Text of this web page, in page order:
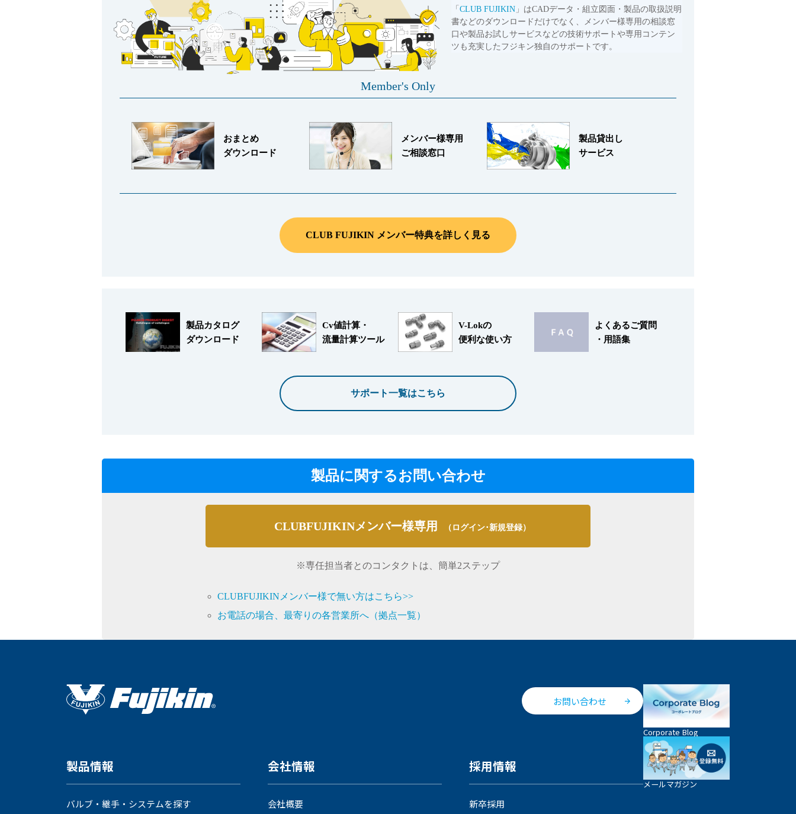
採用情報 「 CLUB FUJIKIN 」はCADデータ・組立図面・製品の取扱説明
書などのダウンロードだけでなく、メンバー様専用の相談窓
口や製品お試しサービスなどの技術サポートや専用コンテン
ツも充実したフジキン独自のサポートです。
Member's Only
おまとめ
ダウンロード
メンバー様専用
ご相談窓口
製品貸出し
サービス
CLUB FUJIKIN メンバー特典を詳しく見る
製品カタログ
ダウンロード
Cv値計算・
流量計算ツール
V-Lokの
便利な使い方
よくあるご質問
・用語集
サポート一覧はこちら
製品に関するお問い合わせ
CLUBFUJIKINメンバー様専用 （ログイン･新規登録）
※専任担当者とのコンタクトは、簡単2ステップ
CLUBFUJIKINメンバー様で無い方はこちら>>
お電話の場合、最寄りの各営業所へ（拠点一覧）
お問い合わせ
製品情報
バルブ・継手・システムを探す
会社情報
会社概要
採用情報
新卒採用
Corporate Blog
メールマガジン